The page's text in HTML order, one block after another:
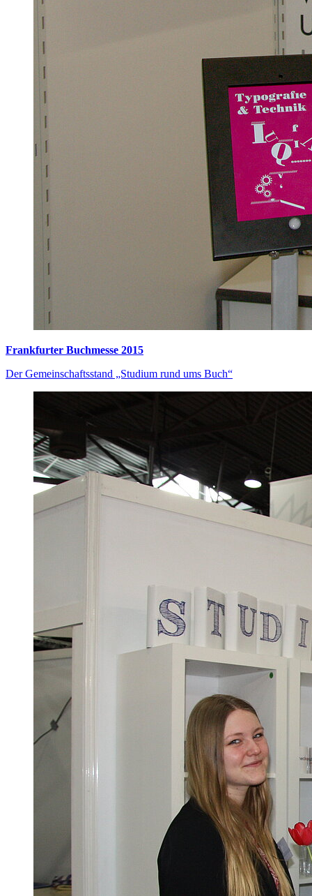
Frankfurter Buchmesse 2015
Der Gemeinschaftsstand „Studium rund ums Buch“